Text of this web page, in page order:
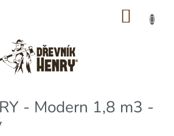
- Modern 1,8 m3 -